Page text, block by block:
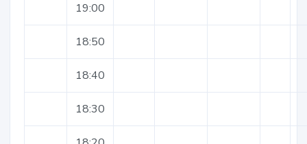
19:00
18:50
18:40
18:30